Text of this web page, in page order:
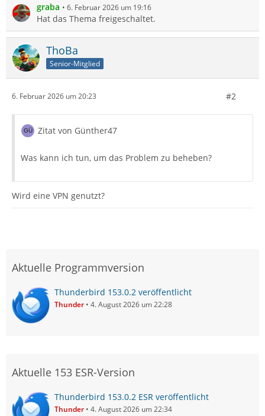
graba 6. Februar 2026 um 19:16
Hat das Thema freigeschaltet.
ThoBa
Senior-Mitglied
6. Februar 2026 um 20:23 #2
Zitat von Günther47
Was kann ich tun, um das Problem zu beheben?
Wird eine VPN genutzt?
Aktuelle Programmversion
Thunderbird 153.0.2 veröffentlicht
Thunder 4. August 2026 um 22:28
Aktuelle 153 ESR-Version
Thunderbird 153.0.2 ESR veröffentlicht
Thunder 4. August 2026 um 22:34